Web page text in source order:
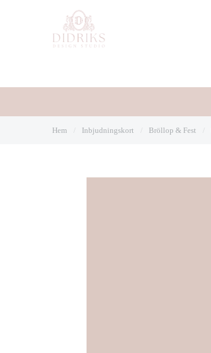
Hem Inbjudningskort Bröllop & Fest